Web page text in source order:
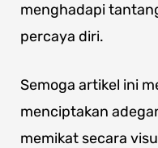
menghadapi
percaya diri.
Semoga artikel ini
menciptakan
memikat secara